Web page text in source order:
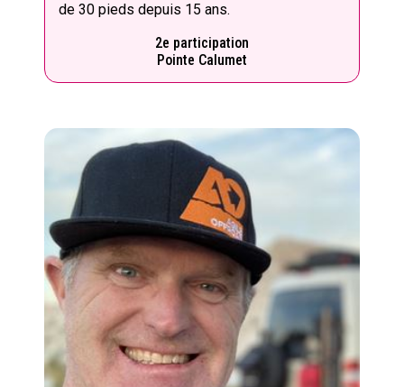
de 30 pieds depuis 15 ans.
2e participation
Pointe Calumet